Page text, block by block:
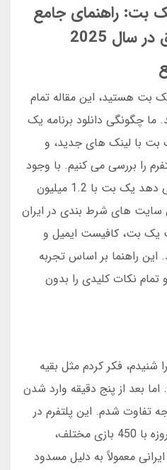
بت: راهنمای جامع
2025
بت هستید، این مقاله تمام
چگونگی دانلود برنامه یک
با لینک های جدید، و
را بررسی می کنیم. با وجود
شایعات، آمار 2025 نشان می دهد یک بت با 1.2 میلیون
سایت های شرط بندی در ایران
یک بت، کافیست ایمیل و
این راهنما بر اساس تجربه
و تمام نکات کلیدی را بدون
شنیدم، فکر کردم مثل بقیه
بعد از پنج دقیقه وارد شدن
تفاوت شدم. این پلتفرم در
سال 1395 تأسیس شد و امروزه با 450 بازی مختلف،
معمولاً به دلیل مسدود